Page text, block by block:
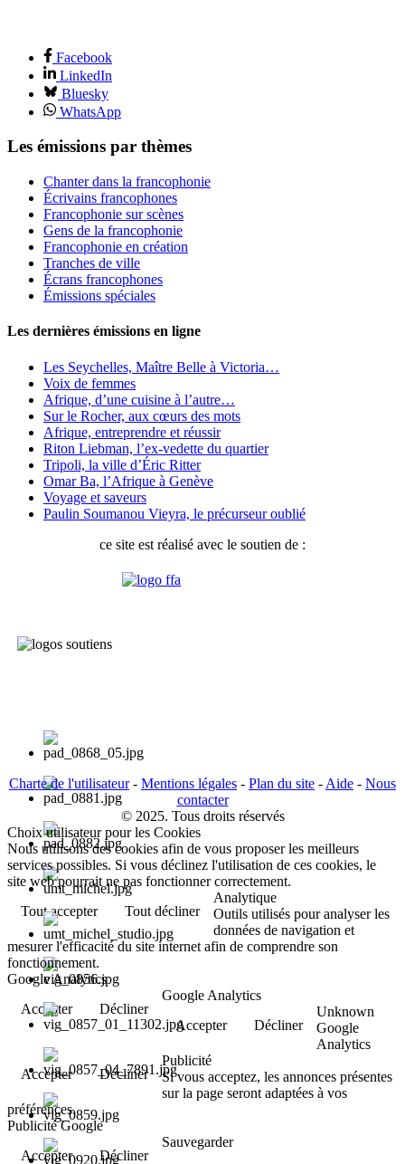
Facebook
LinkedIn
Bluesky
WhatsApp
Les émissions par thèmes
Chanter dans la francophonie
Écrivains francophones
Francophonie sur scènes
Gens de la francophonie
Francophonie en création
Tranches de ville
Écrans francophones
Émissions spéciales
Les dernières émissions en ligne
Les Seychelles, Maître Belle à Victoria…
Voix de femmes
Afrique, d’une cuisine à l’autre…
Sur le Rocher, aux cœurs des mots
Afrique, entreprendre et réussir
Riton Liebman, l’ex-vedette du quartier
Tripoli, la ville d’Éric Ritter
Omar Ba, l’Afrique à Genève
Voyage et saveurs
Paulin Soumanou Vieyra, le précurseur oublié
ce site est réalisé avec le soutien de :
Charte de l'utilisateur- Mentions légales - Plan du site - Aide - Nous
contacter
© 2025. Tous droits réservés
Choix utilisateur pour les Cookies
Nous utilisons des cookies afin de vous proposer les meilleurs
services possibles. Si vous déclinez l'utilisation de ces cookies, le
site web pourrait ne pas fonctionner correctement.
Tout accepter
Tout décliner
Analytique
Outils utilisés pour analyser les
données de navigation et
mesurer l'efficacité du site internet afin de comprendre son
fonctionnement.
Google Analytics
Accepter
Décliner
Google Analytics
Accepter
Décliner
Unknown
Google
Analytics
Accepter
Décliner
Publicité
Si vous acceptez, les annonces présentes
sur la page seront adaptées à vos
préférences.
Publicité Google
Accepter
Décliner
Sauvegarder